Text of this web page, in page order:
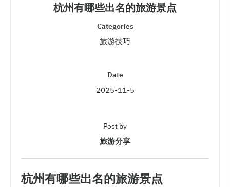
杭州有哪些出名的旅游景点
Categories
旅游技巧
Date
2025-11-5
Post by
旅游分享
杭州有哪些出名的旅游景点